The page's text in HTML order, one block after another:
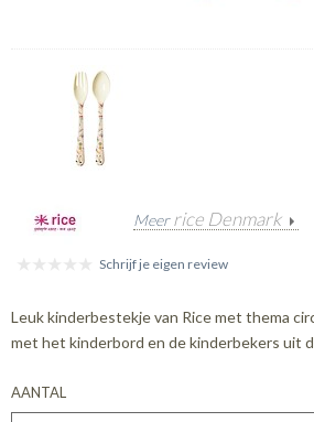
Meerrice Denmark
Schrijf je eigen review
Leuk kinderbestekje van Rice met thema
met het kinderbord en de kinderbekers uit
AANTAL